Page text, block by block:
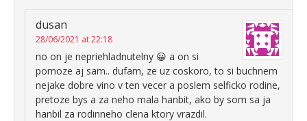
dusan
28/06/2021 at 22:18
no on je nepriehladnutelny 😀 a on si
pomoze aj sam.. dufam, ze uz coskoro, to si buchnem
nejake dobre vino v ten vecer a poslem selficko rodine,
pretoze bys a za neho mala hanbit, ako by som sa ja
hanbil za rodinneho clena ktory vrazdil.